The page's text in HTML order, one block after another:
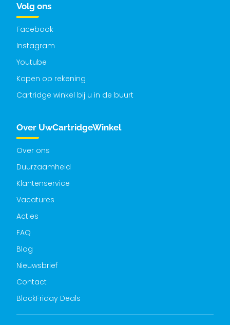
Volg ons
Facebook
Instagram
Youtube
Kopen op rekening
Cartridge winkel bij u in de buurt
Over UwCartridgeWinkel
Over ons
Duurzaamheid
Klantenservice
Vacatures
Acties
FAQ
Blog
Nieuwsbrief
Contact
BlackFriday Deals